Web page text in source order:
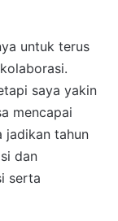
untuk terus
saya yakin
mencapai
jadikan tahun
dan
serta